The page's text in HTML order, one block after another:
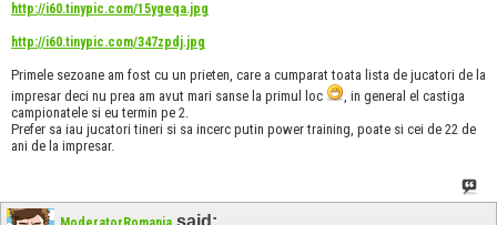
http://i60.tinypic.com/15ygeqa.jpg
http://i60.tinypic.com/347zpdj.jpg
Primele sezoane am fost cu un prieten, care a cumparat toata lista de jucatori de la
impresar deci nu prea am avut mari sanse la primul loc
, in general el castiga
campionatele si eu termin pe 2.
Prefer sa iau jucatori tineri si sa incerc putin power training, poate si cei de 22 de
ani de la impresar.
said: